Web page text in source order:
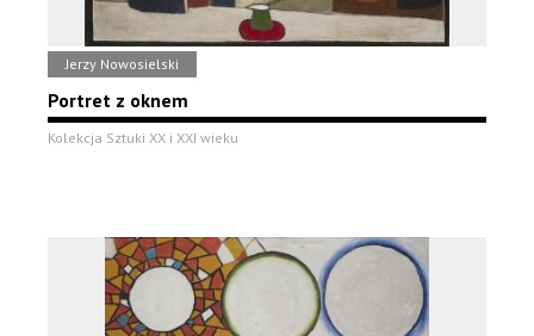
Jerzy Nowosielski
Portret z oknem
Kolekcja Sztuki XX i XXI wieku